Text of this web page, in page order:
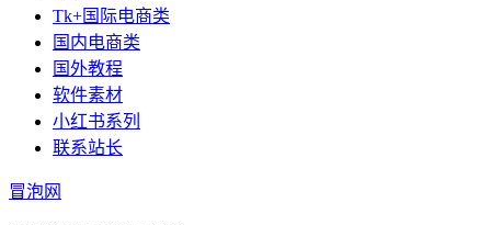
Tk+国际电商类
国内电商类
国外教程
软件素材
小红书系列
联系站长
冒泡网